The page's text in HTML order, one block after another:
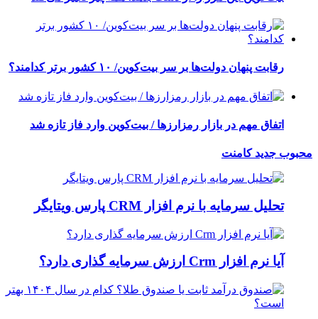
رقابت پنهان دولت‌ها بر سر بیت‌کوین/ ۱۰ کشور برتر کدامند؟
اتفاق مهم در بازار رمزارزها / بیت‌کوین وارد فاز تازه شد
محبوب جدیدکامنت
تحلیل سرمایه با نرم افزار CRM پارس ویتایگر
آیا نرم افزار Crm ارزش سرمایه گذاری دارد؟